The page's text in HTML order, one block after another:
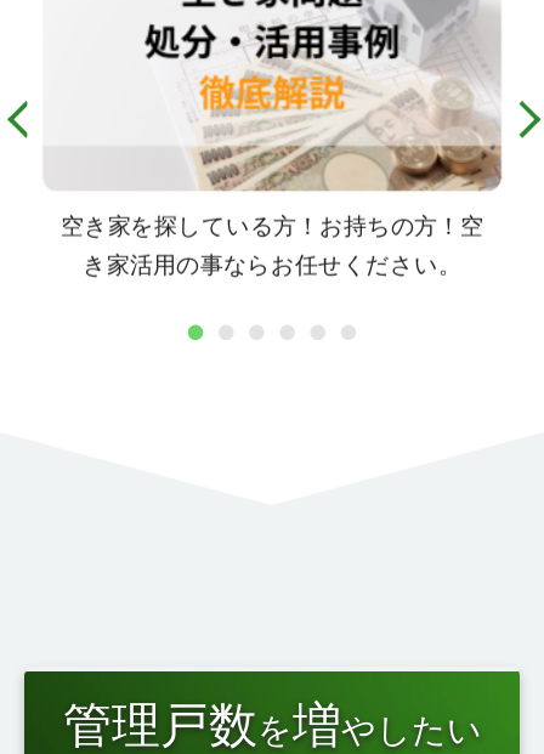
空き家を探している方！お持ちの方！空
き家活用の事ならお任せください。
1 2
管理戸数を増やしたい